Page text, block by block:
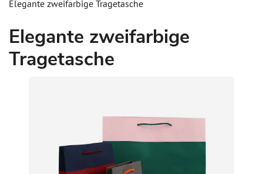
Elegante zweifarbige Tragetasche
Elegante zweifarbige
Tragetasche